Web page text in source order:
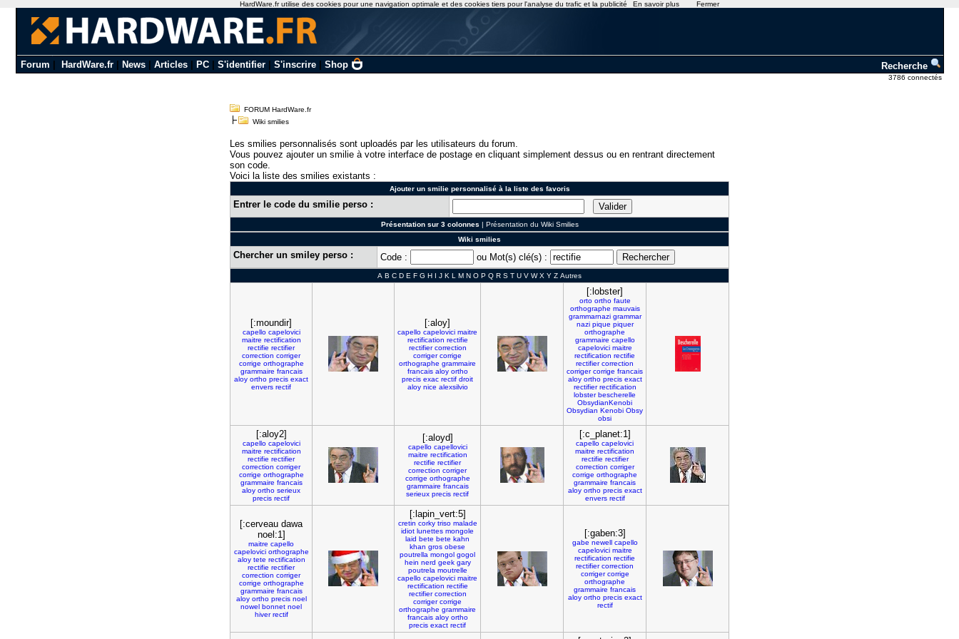
Forum HardWare.fr| News| Articles| PC| S'identifier| S'inscrire| Shop Recherche
3786 connectés
FORUM HardWare.fr
Wiki smilies
Les smilies personnalisés sont uploadés par les utilisateurs du forum.
Vous pouvez ajouter un smilie à votre interface de postage en cliquant simplement dessus ou en rentrant directement
son code.
Voici la liste des smilies existants :
Ajouter un smilie personnalisé à la liste des favoris
Entrer le code du smilie perso :
Présentation sur 3 colonnes | Présentation du Wiki Smilies
Wiki smilies
Chercher un smiley perso : Code : ou Mot(s) clé(s) :
A B C D E F G H I J K L M N O P Q R S T U V W X Y Z Autres
[:moundir]
capello capelovici
maitre rectification
rectifie rectifier
correction corriger
corrige orthographe
grammaire francais
aloy ortho precis exact
envers rectif
[:aloy]
capello capelovici maitre
rectification rectifie
rectifier correction
corriger corrige
orthographe grammaire
francais aloy ortho
precis exac rectif droit
aloy nice alexsilvio
[:lobster]
orto ortho faute
orthographe mauvais
grammarnazi grammar
nazi pique piquer
orthographe
grammaire capello
capelovici maitre
rectification rectifie
rectifier correction
corriger corrige francais
aloy ortho precis exact
rectifier rectification
lobster bescherelle
ObsydianKenobi
Obsydian Kenobi Obsy
obsi
[:aloy2]
capello capelovici
maitre rectification
rectifie rectifier
correction corriger
corrige orthographe
grammaire francais
aloy ortho serieux
precis rectif
[:aloyd]
capello capellovici
maitre rectification
rectifie rectifier
correction corriger
corrige orthographe
grammaire francais
serieux precis rectif
[:c_planet:1]
capello capelovici
maitre rectification
rectifie rectifier
correction corriger
corrige orthographe
grammaire francais
aloy ortho precis exact
envers rectif
[:cerveau dawa
noel:1]
maitre capello
capelovici orthographe
aloy tete rectification
rectifie rectifier
correction corriger
corrige orthographe
grammaire francais
aloy ortho precis noel
nowel bonnet noel
hiver rectif
[:lapin_vert:5]
cretin corky triso malade
idiot lunettes mongole
laid bete bete kahn
khan gros obese
poutrella mongol gogol
hein nerd geek gary
poutrela moutrelle
capello capelovici maitre
rectification rectifie
rectifier correction
corriger corrige
orthographe grammaire
francais aloy ortho
precis exact rectif
[:gaben:3]
gabe newell capello
capelovici maitre
rectification rectifie
rectifier correction
corriger corrige
orthographe
grammaire francais
aloy ortho precis exact
rectif
HardWare.fr utilise des cookies pour une navigation optimale et des cookies tiers pour l'analyse du trafic et la publicité En savoir plus Fermer